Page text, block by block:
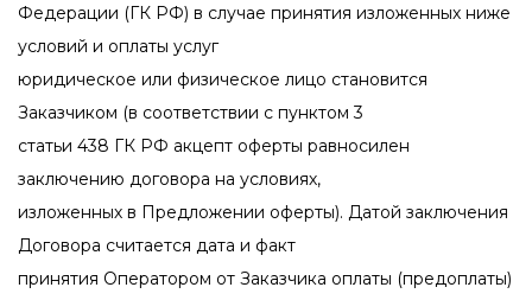
Федерации (ГК РФ) в случае принятия изложенных ниже
условий и оплаты услуг
юридическое или физическое лицо становится
Заказчиком (в соответствии с пунктом 3
статьи 438 ГК РФ акцепт оферты равносилен
заключению договора на условиях,
изложенных в Предложении оферты). Датой заключения
Договора считается дата и факт
принятия Оператором от Заказчика оплаты (предоплаты)